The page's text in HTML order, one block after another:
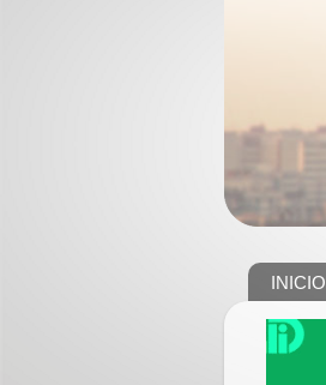
INICIO